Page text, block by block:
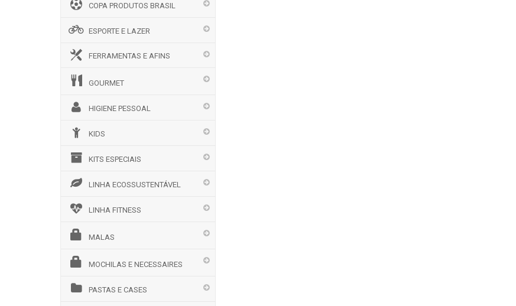
COPA PRODUTOS BRASIL
ESPORTE E LAZER
FERRAMENTAS E AFINS
GOURMET
HIGIENE PESSOAL
KIDS
KITS ESPECIAIS
LINHA ECOSSUSTENTÁVEL
LINHA FITNESS
MALAS
MOCHILAS E NECESSAIRES
PASTAS E CASES